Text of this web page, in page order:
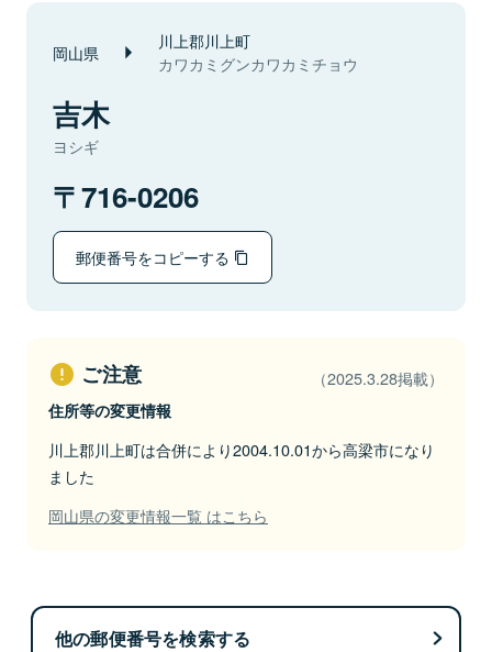
岡山県 川上郡川上町
カワカミグンカワカミチョウ
吉木
ヨシギ
716-0206
郵便番号をコピーする
ご注意 （2025.3.28掲載）
住所等の変更情報
川上郡川上町は合併により2004.10.01から高梁市になり
ました
岡山県の変更情報一覧 はこちら
他の郵便番号を検索する